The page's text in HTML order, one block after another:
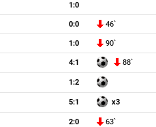
1:0
0:0 46`
1:0 90`
4:1 88`
1:2
5:1 x3
2:0 63`